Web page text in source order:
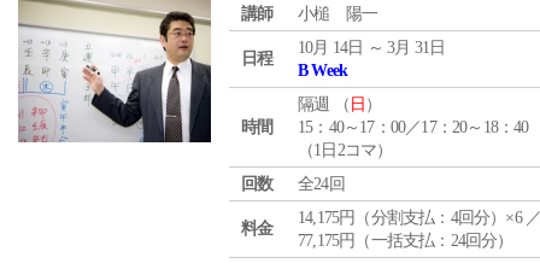
講師 小槌 陽一
日程
10月 14日 ～ 3月 31日
B Week
時間
隔週 （ 日 ）
15：40～17：00／17：20～18：40
（1日2コマ）
回数
全24回
料金
14,175円（分割支払：4回分）×6
77,175円（一括支払：24回分）